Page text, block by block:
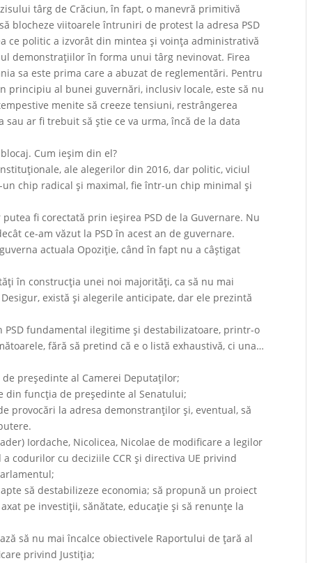
târg de Crăciun, în fapt, o manevră primitivă
blocheze viitoarele întruniri de protest la adresa PSD
ce politic a izvorât din mintea şi voinţa administrativă
demonstraţiilor în forma unui târg nevinovat. Firea
sa este prima care a abuzat de reglementări. Pentru
al bunei guvernări, inclusiv locale, este să nu
menite să creeze tensiuni, restrângerea
ar fi trebuit să ştie ce va urma, încă de la data
Cum ieşim din el?
ale alegerilor din 2016, dar politic, viciul
chip radical şi maximal, fie într-un chip minimal şi
fi corectată prin ieşirea PSD de la Guvernare. Nu
ce-am văzut la PSD în acest an de guvernare.
actuala Opoziţie, când în fapt nu a câştigat
în construcţia unei noi majorităţi, ca să nu mai
există şi alegerile anticipate, dar ele prezintă
fundamental ilegitime şi destabilizatoare, printr-o
fără să pretind că e o listă exhaustivă, ci una…
preşedinte al Camerei Deputaţilor;
din funcţia de preşedinte al Senatului;
provocări la adresa demonstranţilor şi, eventual, să
Iordache, Nicolicea, Nicolae de modificare a legilor
codurilor cu deciziile CCR şi directiva UE privind
să destabilizeze economia; să propună un proiect
pe investiţii, sănătate, educaţie şi să renunţe la
să nu mai încalce obiectivele Raportului de ţară al
privind Justiţia;